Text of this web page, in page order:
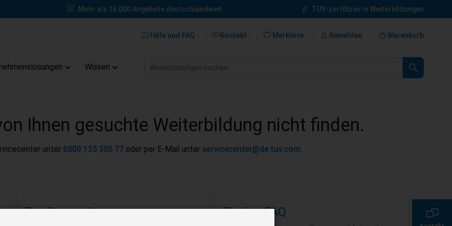
Mehr als 15.000 Angebote deutschlandweit TÜV-zertifizierte Weiterbildungen
Hilfe und FAQ Kontakt Merkliste Anmelden Warenkorb
Wissen Weiterbildungen suchen
Ihnen gesuchte Weiterbildung nicht finden.
unter 0800 135 355 77 oder per E-Mail unter servicecenter@de.tuv.com.
Zur Startseite Zu den FAQ